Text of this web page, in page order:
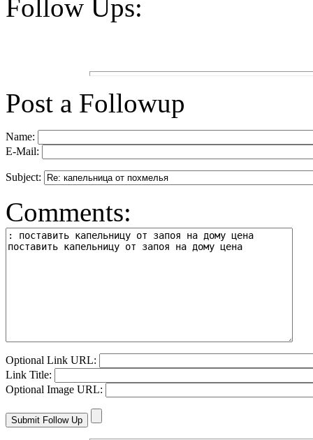
Follow Ups:
Post a Followup
Name:
E-Mail:
Subject:
Comments:
Optional Link URL:
Link Title:
Optional Image URL: